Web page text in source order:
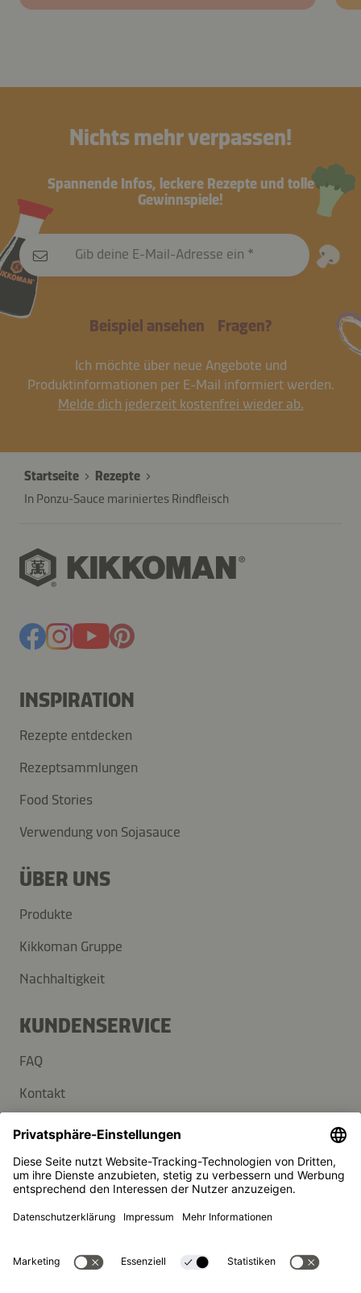
Nichts mehr verpassen!
Spannende Infos, leckere Rezepte und tolle
Gewinnspiele!
Gib deine E-Mail-Adresse ein
Beispiel ansehen Fragen?
Ich möchte über neue Angebote und
Produktinformationen per E-Mail informiert werden.
Melde dich jederzeit kostenfrei wieder ab.
Startseite
Rezepte
In Ponzu-Sauce mariniertes Rindfleisch
INSPIRATION
Rezepte entdecken
Rezeptsammlungen
Food Stories
Verwendung von Sojasauce
ÜBER UNS
Produkte
Kikkoman Gruppe
Nachhaltigkeit
KUNDENSERVICE
FAQ
Kontakt
Newsletter
Presse
Kikkoman ist ein eingetragenes Warenzeichen der Kikkoman
© Kikkoman Trading Europe GmbH 2023 – 2026
Theodorstraße 180, 40472 Düsseldorf, Germany